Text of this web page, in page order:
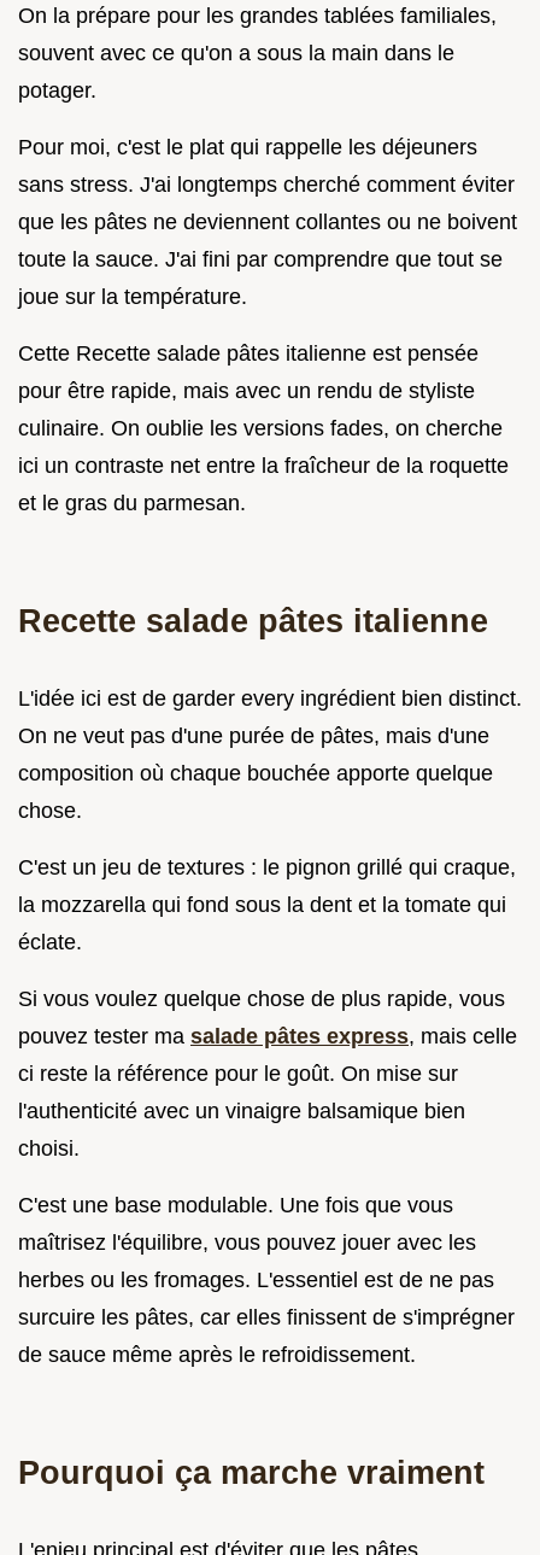
On la prépare pour les grandes tablées familiales,
souvent avec ce qu'on a sous la main dans le
potager.
Pour moi, c'est le plat qui rappelle les déjeuners
sans stress. J'ai longtemps cherché comment éviter
que les pâtes ne deviennent collantes ou ne boivent
toute la sauce. J'ai fini par comprendre que tout se
joue sur la température.
Cette Recette salade pâtes italienne est pensée
pour être rapide, mais avec un rendu de styliste
culinaire. On oublie les versions fades, on cherche
ici un contraste net entre la fraîcheur de la roquette
et le gras du parmesan.
Recette salade pâtes italienne
L'idée ici est de garder every ingrédient bien distinct.
On ne veut pas d'une purée de pâtes, mais d'une
composition où chaque bouchée apporte quelque
chose.
C'est un jeu de textures : le pignon grillé qui craque,
la mozzarella qui fond sous la dent et la tomate qui
éclate.
Si vous voulez quelque chose de plus rapide, vous
pouvez tester ma salade pâtes express, mais celle
ci reste la référence pour le goût. On mise sur
l'authenticité avec un vinaigre balsamique bien
choisi.
C'est une base modulable. Une fois que vous
maîtrisez l'équilibre, vous pouvez jouer avec les
herbes ou les fromages. L'essentiel est de ne pas
surcuire les pâtes, car elles finissent de s'imprégner
de sauce même après le refroidissement.
Pourquoi ça marche vraiment
L'enjeu principal est d'éviter que les pâtes